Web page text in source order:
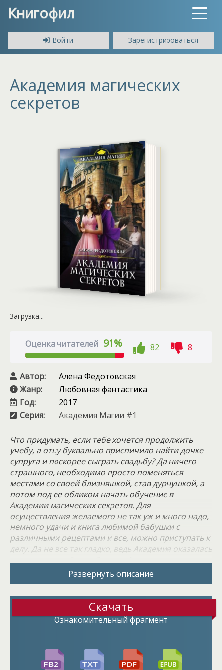
Книгофил
Toggle
Войти
Зарегистрироваться
Академия магических
секретов
Загрузка...
Оценка читателей 91% 82 8
Автор:
Алена Федотовская
Жанр:
Любовная фантастика
Год:
2017
Серия:
Академия Магии #1
Что придумать, если тебе хочется продолжить
учебу, а отцу буквально приспичило найти дочке
супруга и поскорее сыграть свадьбу? Да ничего
страшного, необходимо просто поменяться
местами со своей близняшкой, став дурнушкой, а
потом под ее обликом начать обучение в
Академии магических секретов. Для
осуществления желаемого не так уж и много надо,
немного удачи и книга любимой бабушки с
различными рецептами и все, можно приступать к
делу. Да не все так гладко, ведь Академия оказалась
здесь не все так просто, а из-за интриг завистников
вообще многое может измениться. А еще и
придется проверять себя и доказывать, что ради
желаемого я способна на многое.
Развернуть описание
Скачать
Ознакомительный фрагмент